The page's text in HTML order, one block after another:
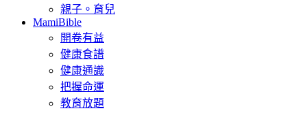
親子。育兒
MamiBible
開卷有益
健康食譜
健康通識
把握命運
教育放題